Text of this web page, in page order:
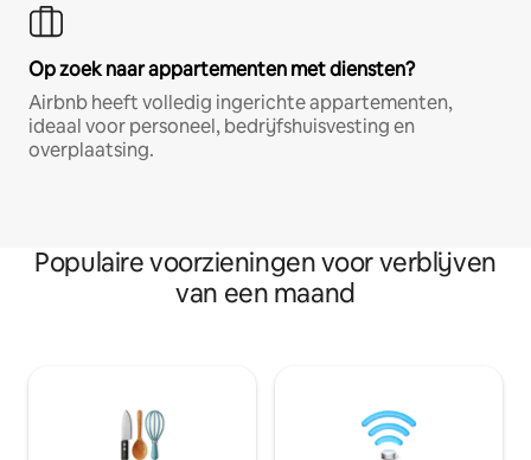
Op zoek naar appartementen met diensten?
Airbnb heeft volledig ingerichte appartementen,
ideaal voor personeel, bedrijfshuisvesting en
overplaatsing.
Populaire voorzieningen voor verblijven
van een maand